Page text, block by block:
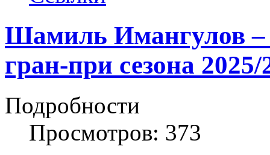
Шамиль Имангулов –
гран-при сезона 2025/
Подробности
Просмотров: 373